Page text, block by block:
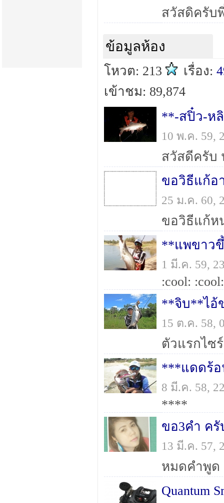
ข้อมูลห้อง
โหวต: 213 เรื่อง:
เข้าชม: 89,874
**-สปิ๋ว-ห
10 พ.ค. 59,
ขอวิธีแก้อ
25 ม.ค. 60,
**แพขาว
1 มี.ค. 59,
:cool:
**จิบ**ไอ้
15 ต.ค. 58,
ตัวแรกไซ
***แดดร้อ
8 มี.ค. 58,
****
ขอ3คำ ครั
13 มี.ค. 57,
Quantum